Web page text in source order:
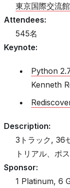
東京国際交流
Attendees:
545名
Keynote:
Python
Kenneth
Description:
3トラック, 36
トリアル、ポ
Sponsor:
1 Platinum, 6